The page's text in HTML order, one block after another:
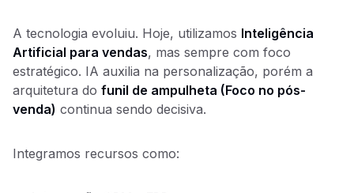
A tecnologia evoluiu. Hoje, utilizamos Inteligência
Artificial para vendas, mas sempre com foco
estratégico. IA auxilia na personalização, porém a
arquitetura do funil de ampulheta (Foco no pós-
venda) continua sendo decisiva.
Integramos recursos como: